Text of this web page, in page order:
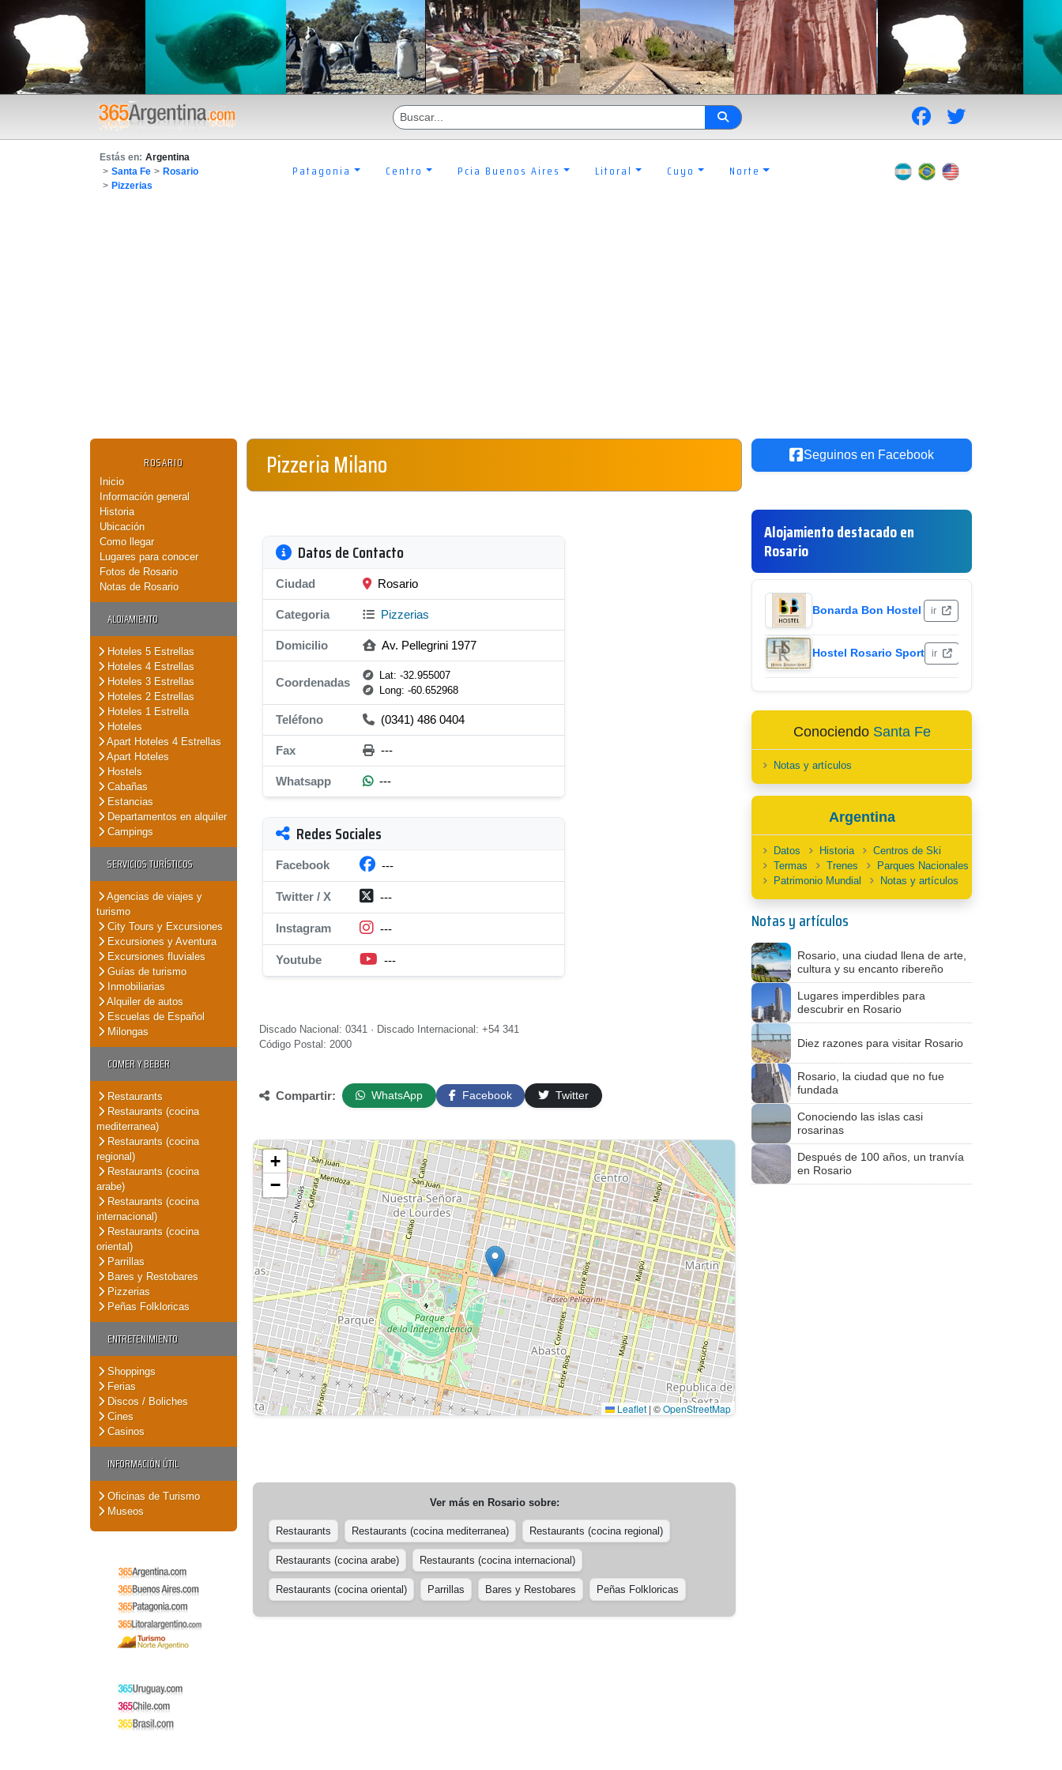
Estás en: Argentina
> Santa Fe > Rosario
> Pizzerias
Patagonia Centro Pcia Buenos Aires Litoral Cuyo Norte
ROSARIO
Inicio
Información general
Historia
Ubicación
Como llegar
Lugares para conocer
Fotos de Rosario
Notas de Rosario
ALOJAMIENTO
Hoteles 5 Estrellas
Hoteles 4 Estrellas
Hoteles 3 Estrellas
Hoteles 2 Estrellas
Hoteles 1 Estrella
Hoteles
Apart Hoteles 4 Estrellas
Apart Hoteles
Hostels
Cabañas
Estancias
Departamentos en alquiler
Campings
SERVICIOS TURÍSTICOS
Agencias de viajes y
turismo
City Tours y Excursiones
Excursiones y Aventura
Excursiones fluviales
Guías de turismo
Inmobiliarias
Alquiler de autos
Escuelas de Español
Milongas
COMER Y BEBER
Restaurants
Restaurants (cocina
mediterranea)
Restaurants (cocina
regional)
Restaurants (cocina
arabe)
Restaurants (cocina
internacional)
Restaurants (cocina
oriental)
Parrillas
Bares y Restobares
Pizzerias
Peñas Folkloricas
ENTRETENIMIENTO
Shoppings
Ferias
Discos / Boliches
Cines
Casinos
INFORMACIÓN ÚTIL
Oficinas de Turismo
Museos
Pizzeria Milano
Datos de Contacto
Ciudad Rosario
Categoria Pizzerias
Domicilio Av. Pellegrini 1977
Coordenadas
Lat: -32.955007
Long: -60.652968
Teléfono (0341) 486 0404
Fax ---
Whatsapp ---
Redes Sociales
Facebook ---
Twitter / X ---
Instagram ---
Youtube ---
Discado Nacional: 0341 · Discado Internacional: +54 341
Código Postal: 2000
Compartir: WhatsApp Facebook Twitter
+
−
Leaflet | ©OpenStreetMap
Ver más en Rosariosobre:
Restaurants Restaurants (cocina mediterranea) Restaurants (cocina regional)
Restaurants (cocina arabe) Restaurants (cocina internacional)
Restaurants (cocina oriental) Parrillas Bares y Restobares Peñas Folkloricas
Seguinos en Facebook
Alojamiento destacado en
Rosario
Bonarda Bon Hostel ir
Hostel Rosario Sport ir
Conociendo Santa Fe
Notas y artículos
Argentina
Datos Historia
Centros de Ski
Termas
Trenes
Parques Nacionales
Patrimonio Mundial
Notas y artículos
Notas y artículos
Rosario, una ciudad llena de arte,
cultura y su encanto ribereño
Lugares imperdibles para
descubrir en Rosario
Diez razones para visitar Rosario
Rosario, la ciudad que no fue
fundada
Conociendo las islas casi
rosarinas
Después de 100 años, un tranvía
en Rosario